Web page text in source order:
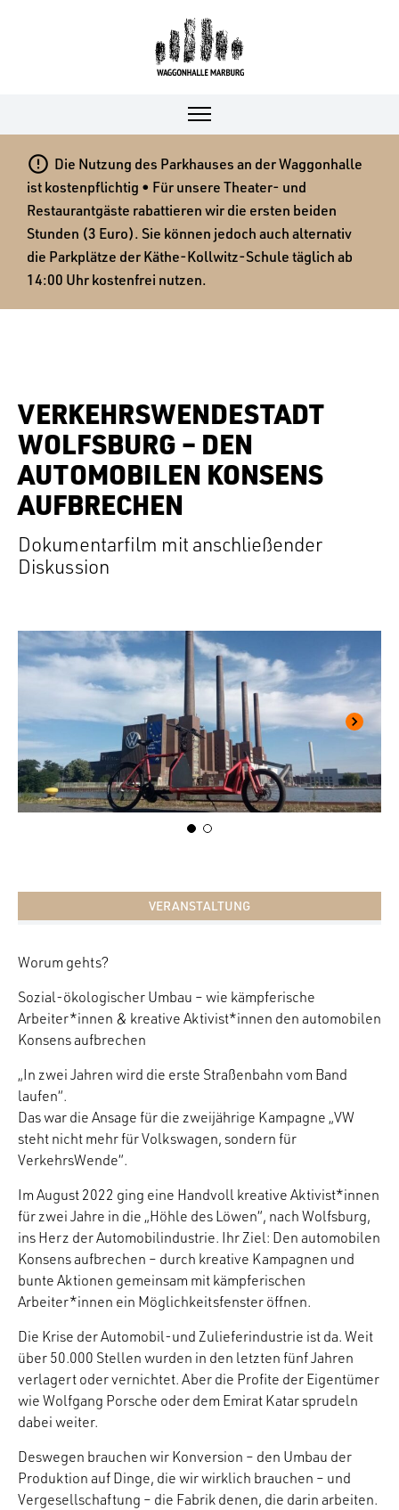
 Die Nutzung des Parkhauses an der Waggonhalle
ist kostenpflichtig • Für unsere Theater- und
Restaurantgäste rabattieren wir die ersten beiden
Stunden (3 Euro). Sie können jedoch auch alternativ
die Parkplätze der Käthe-Kollwitz-Schule täglich ab
14:00 Uhr kostenfrei nutzen.
VERKEHRSWENDESTADT
WOLFSBURG – DEN
AUTOMOBILEN KONSENS
AUFBRECHEN
Dokumentarfilm mit anschließender
Diskussion
VERANSTALTUNG
Worum gehts?
Sozial-ökologischer Umbau – wie kämpferische
Arbeiter*innen & kreative Aktivist*innen den automobilen
Konsens aufbrechen
„In zwei Jahren wird die erste Straßenbahn vom Band
laufen“.
Das war die Ansage für die zweijährige Kampagne „VW
steht nicht mehr für Volkswagen, sondern für
VerkehrsWende“.
Im August 2022 ging eine Handvoll kreative Aktivist*innen
für zwei Jahre in die „Höhle des Löwen“, nach Wolfsburg,
ins Herz der Automobilindustrie. Ihr Ziel: Den automobilen
Konsens aufbrechen – durch kreative Kampagnen und
bunte Aktionen gemeinsam mit kämpferischen
Arbeiter*innen ein Möglichkeitsfenster öffnen.
Die Krise der Automobil-und Zulieferindustrie ist da. Weit
über 50.000 Stellen wurden in den letzten fünf Jahren
verlagert oder vernichtet. Aber die Profite der Eigentümer
wie Wolfgang Porsche oder dem Emirat Katar sprudeln
dabei weiter.
Deswegen brauchen wir Konversion – den Umbau der
Produktion auf Dinge, die wir wirklich brauchen – und
Vergesellschaftung – die Fabrik denen, die darin arbeiten.